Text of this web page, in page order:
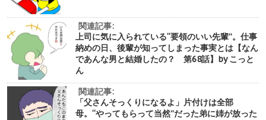
関連記事:
上司に気に入られている“要領のいい先輩”。仕事
納めの日、後輩が知ってしまった事実とは【なん
であんな男と結婚したの？ 第68話】by こっと
ん
関連記事:
「父さんそっくりになるよ」片付けは全部
母。“やってもらって当然”だった弟に姉が放った